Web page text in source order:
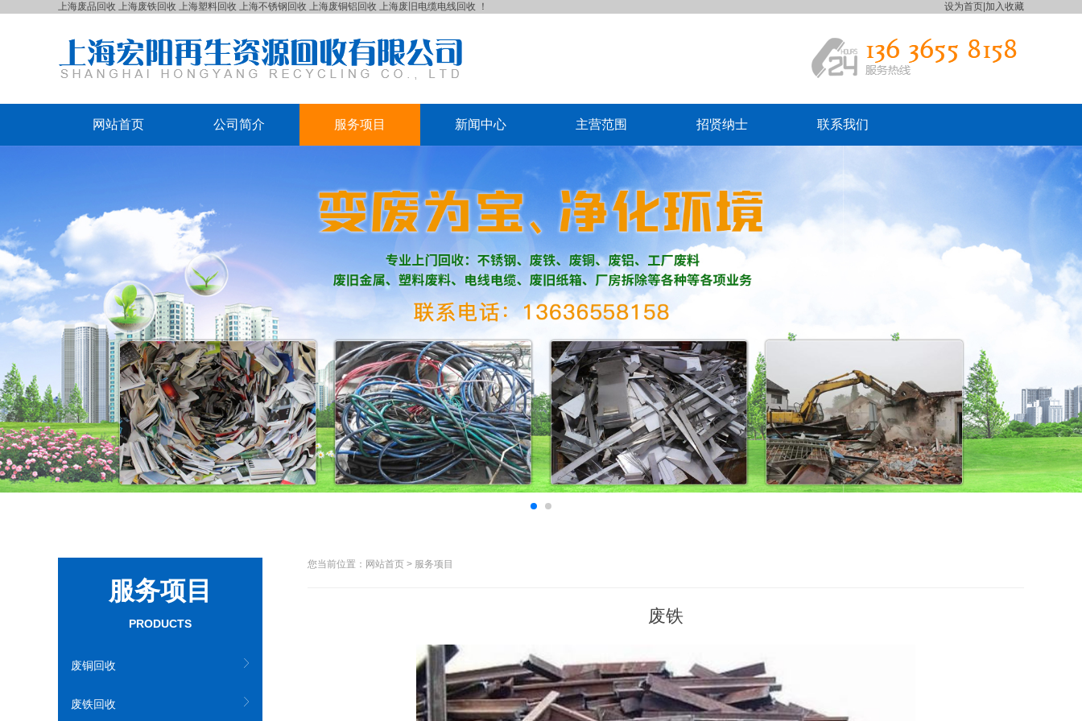
上海废品回收 上海废铁回收 上海塑料回收 上海不锈钢回收 上海废铜铝回收 上海废旧电缆电线回收 ！ 设为首页 加入收藏
网站首页 公司简介 服务项目 新闻中心 主营范围 招贤纳士 联系我们
服务项目
PRODUCTS
废铜回收
废铁回收
您当前位置：网站首页 > 服务项目
废铁